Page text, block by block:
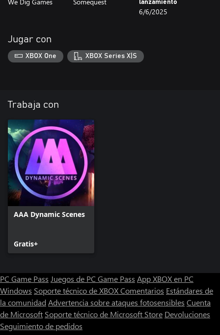
lanzamiento
6/6/2025
Jugar con
XBOX One XBOX Series X|S
Trabaja con
AAA Dynamic Scenes
Gratis+
PC Game Pass Juegos de PC Game Pass App XBOX en PC
Windows Soporte técnico de XBOXComentarios Estándares de
la comunidad Advertencia sobre ataques fotosensibles Cuenta
de Microsoft Soporte técnico de Microsoft Store Devoluciones
Seguimiento de pedidos